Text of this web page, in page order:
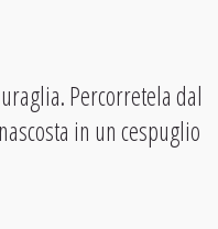
Percorretela dal
in un cespuglio